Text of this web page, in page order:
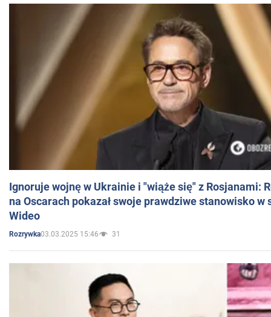
Ignoruje wojnę w Ukrainie i "wiąże się" z Rosjanami:
na Oscarach pokazał swoje prawdziwe stanowisko w
Wideo
Rozrywka03.03.2025 15:46 31